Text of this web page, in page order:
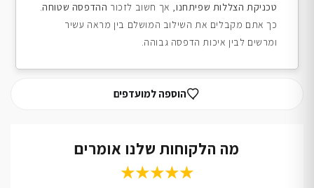
טכניקת הצללות שפיתחנו, אך חשוב לזכור ההדפסה שטוחה.
כך אתם מקבלים את השילוב המושלם בין מראה עשיר
ומרשים לבין איכות הדפסה גבוהה.
הוספה למועדפים
מה הלקוחות שלנו אומרים
★★★★★